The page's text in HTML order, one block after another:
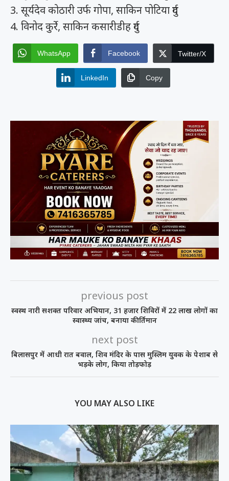
3. सूर्यदेव कोठारी उर्फ गोपा, साकिन पोटिया दुर्ग
4. विनोद कुर्रे, साकिन कसारीडीह दुर्ग
WhatsApp Facebook Twitter/X
LinkedIn Copy
previous post
स्वस्थ नारी सशक्त परिवार अभियान, 31 हजार शिविरों में 22 लाख लोगों का
स्वास्थ्य जांच, बनाया कीर्तिमान
next post
बिलासपुर में आधी रात बवाल, शिव मंदिर के पास मुस्लिम युवक के पेशाब से
भड़के लोग, किया तोड़फोड़
YOU MAY ALSO LIKE